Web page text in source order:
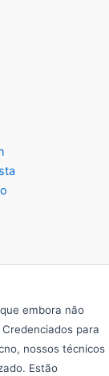
embora não
para
nossos técnicos
Estão